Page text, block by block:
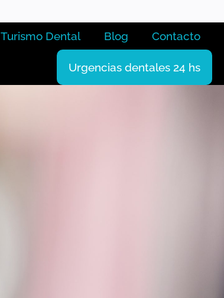
Turismo Dental Blog Contacto
Urgencias dentales 24 hs